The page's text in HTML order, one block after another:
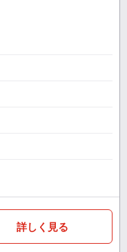
詳しく見る